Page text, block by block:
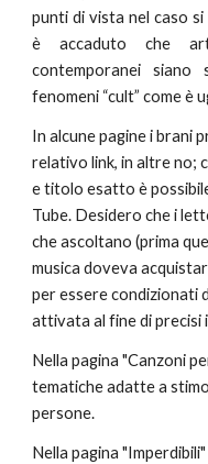
punti di vista nel caso
è accaduto che
contemporanei
fenomeni “cult” come è
In alcune pagine i brani
relativo link, in altre no;
e titolo esatto è
Tube. Desidero che i
che ascoltano (prima
musica doveva
per essere condizionati
attivata al fine di precisi
Nella pagina "Canzoni
tematiche adatte a
persone.
Nella pagina